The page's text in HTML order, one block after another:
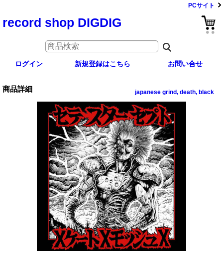
PCサイト
record shop DIGDIG
ログイン 新規登録はこちら お問い合せ
商品詳細 japanese grind, death, black